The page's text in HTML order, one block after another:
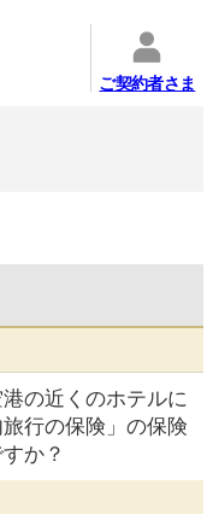
ご契約者さま
の近くのホテルに
行の保険」の保険
か？